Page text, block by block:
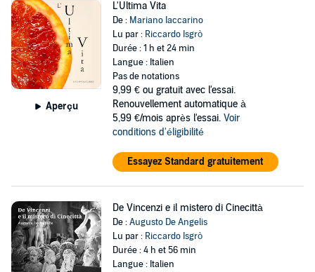
Aperçu
L'Ultima Vita
De : Mariano Iaccarino
Lu par : Riccardo Isgrò
Durée : 1 h et 24 min
Langue : Italien
Pas de notations
9,99 € ou gratuit avec l'essai.
Renouvellement automatique à
5,99 €/mois après l'essai. Voir
conditions d'éligibilité
Essayez Standard gratuitement
De Vincenzi e il mistero di Cinecittà
De :Augusto De Angelis
Lu par : Riccardo Isgrò
Durée : 4 h et 56 min
Langue : Italien